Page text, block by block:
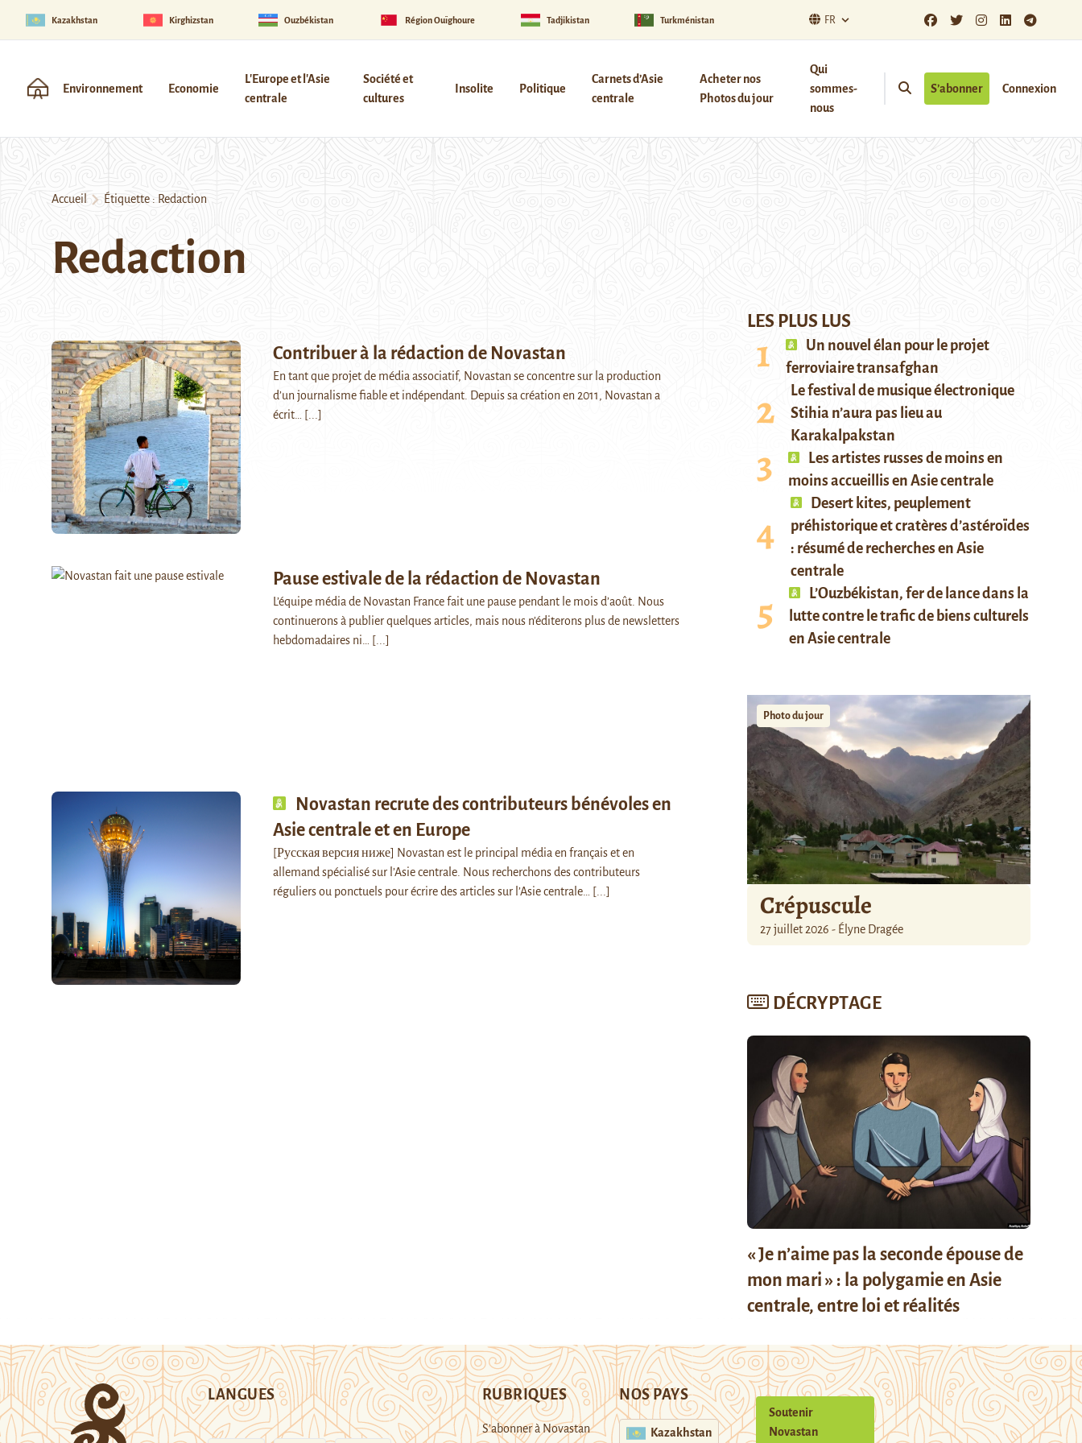
Kazakhstan Kirghizstan Ouzbékistan Région Ouïghoure Tadjikistan Turkménistan FR
Environnement Economie
L'Europe et l'Asie
centrale
Société et
cultures
Insolite Politique
Carnets d’Asie
centrale
Acheter nos
Photos du jour
Qui
sommes-
nous
S’abonner Connexion
Accueil Étiquette : Redaction
Redaction
Contribuer à la rédaction de Novastan
En tant que projet de média associatif, Novastan se concentre sur la production
d’un journalisme fiable et indépendant. Depuis sa création en 2011, Novastan a
écrit…
[...]
Pause estivale de la rédaction de Novastan
L’équipe média de Novastan France fait une pause pendant le mois d’août. Nous
continuerons à publier quelques articles, mais nous n’éditerons plus de newsletters
hebdomadaires ni…
[...]
Novastan recrute des contributeurs bénévoles en
Asie centrale et en Europe
[Русская версия ниже] Novastan est le principal média en français et en
allemand spécialisé sur l’Asie centrale. Nous recherchons des contributeurs
réguliers ou ponctuels pour écrire des articles sur l’Asie centrale…
[...]
LES PLUS LUS
Un nouvel élan pour le projet
ferroviaire transafghan
Le festival de musique électronique
Stihia n’aura pas lieu au
Karakalpakstan
Les artistes russes de moins en
moins accueillis en Asie centrale
Desert kites, peuplement
préhistorique et cratères d’astéroïdes
: résumé de recherches en Asie
centrale
L’Ouzbékistan, fer de lance dans la
lutte contre le trafic de biens culturels
en Asie centrale
Photo du jour
Crépuscule
27 juillet 2026 - Élyne Dragée
DÉCRYPTAGE
« Je n’aime pas la seconde épouse de
mon mari » : la polygamie en Asie
centrale, entre loi et réalités
LANGUES RUBRIQUES
S’abonner à Novastan
NOS PAYS
Kazakhstan
Soutenir
Novastan